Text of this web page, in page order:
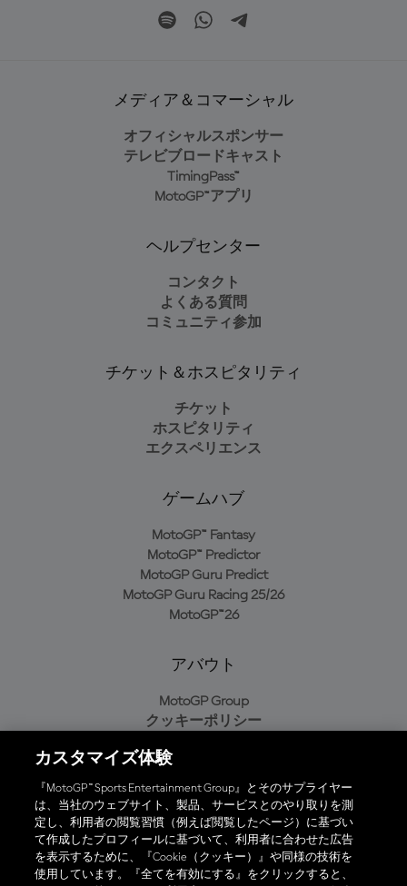
メディア＆コマーシャル
オフィシャルスポンサー
テレビブロードキャスト
TimingPass™
MotoGP™アプリ
ヘルプセンター
コンタクト
よくある質問
コミュニティ参加
チケット＆ホスピタリティ
チケット
ホスピタリティ
エクスペリエンス
ゲームハブ
MotoGP™ Fantasy
MotoGP™ Predictor
MotoGP Guru Predict
MotoGP Guru Racing 25/26
MotoGP™26
アバウト
MotoGP Group
クッキーポリシー
プライバシーポリシー
購入ポリシー
オフィシャルアプリ
カスタマイズ体験
『MotoGP™ Sports Entertainment Group』とそのサプライヤー
は、当社のウェブサイト、製品、サービスとのやり取りを測
定し、利用者の閲覧習慣（例えば閲覧したページ）に基づい
て作成したプロフィールに基づいて、利用者に合わせた広告
を表示するために、『Cookie（クッキー）』や同様の技術を
使用しています。『全てを有効にする』をクリックすると、